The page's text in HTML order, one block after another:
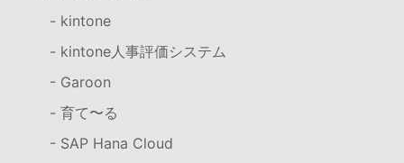
- kintone
- kintone人事評価システム
- Garoon
- 育て〜る
- SAP Hana Cloud